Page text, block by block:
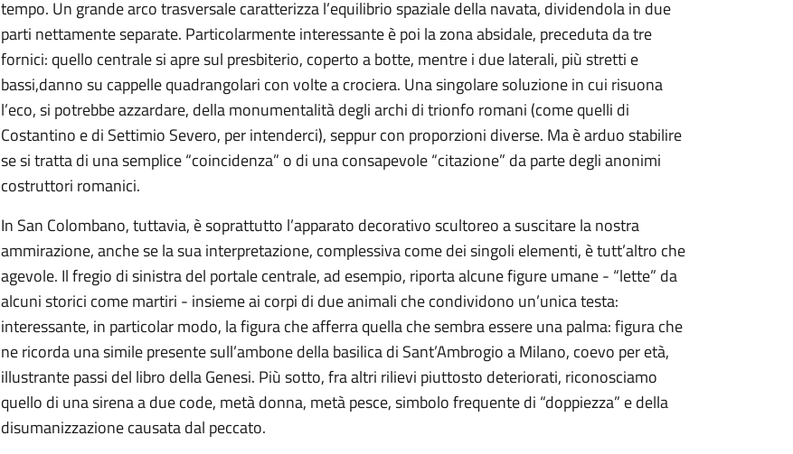
tempo. Un grande arco trasversale caratterizza l’equilibrio spaziale della navata, dividendola in due
parti nettamente separate. Particolarmente interessante è poi la zona absidale, preceduta da tre
fornici: quello centrale si apre sul presbiterio, coperto a botte, mentre i due laterali, più stretti e
bassi,danno su cappelle quadrangolari con volte a crociera. Una singolare soluzione in cui risuona
l’eco, si potrebbe azzardare, della monumentalità degli archi di trionfo romani (come quelli di
Costantino e di Settimio Severo, per intenderci), seppur con proporzioni diverse. Ma è arduo stabilire
se si tratta di una semplice “coincidenza” o di una consapevole “citazione” da parte degli anonimi
costruttori romanici.
In San Colombano, tuttavia, è soprattutto l’apparato decorativo scultoreo a suscitare la nostra
ammirazione, anche se la sua interpretazione, complessiva come dei singoli elementi, è tutt’altro che
agevole. Il fregio di sinistra del portale centrale, ad esempio, riporta alcune figure umane - “lette” da
alcuni storici come martiri - insieme ai corpi di due animali che condividono un’unica testa:
interessante, in particolar modo, la figura che afferra quella che sembra essere una palma: figura che
ne ricorda una simile presente sull’ambone della basilica di Sant’Ambrogio a Milano, coevo per età,
illustrante passi del libro della Genesi. Più sotto, fra altri rilievi piuttosto deteriorati, riconosciamo
quello di una sirena a due code, metà donna, metà pesce, simbolo frequente di “doppiezza” e della
disumanizzazione causata dal peccato.